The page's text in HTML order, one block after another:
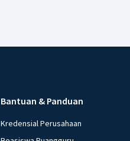
Bantuan & Panduan
Kredensial Perusahaan